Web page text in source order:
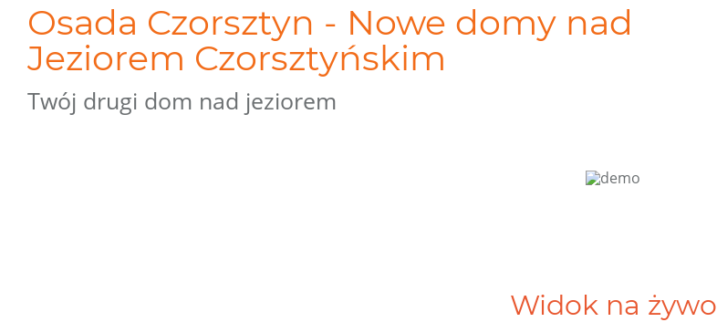
Osada Czorsztyn - Nowe domy nad
Jeziorem Czorsztyńskim
Twój drugi dom nad jeziorem
Widok na żywo